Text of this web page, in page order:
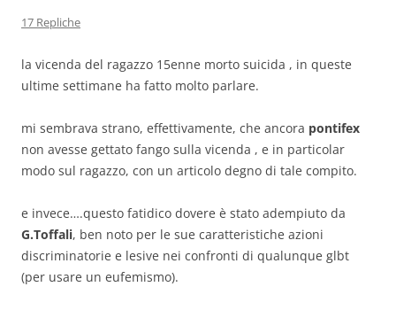
17 Repliche
la vicenda del ragazzo 15enne morto suicida , in queste
ultime settimane ha fatto molto parlare.
mi sembrava strano, effettivamente, che ancora pontifex
non avesse gettato fango sulla vicenda , e in particolar
modo sul ragazzo, con un articolo degno di tale compito.
e invece….questo fatidico dovere è stato adempiuto da
G.Toffali, ben noto per le sue caratteristiche azioni
discriminatorie e lesive nei confronti di qualunque glbt
(per usare un eufemismo).